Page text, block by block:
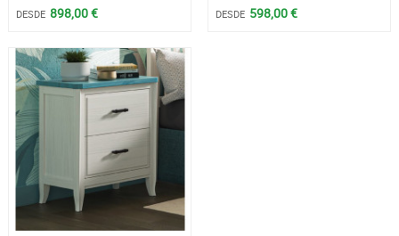
DESDE 898,00 € DESDE 598,00 €